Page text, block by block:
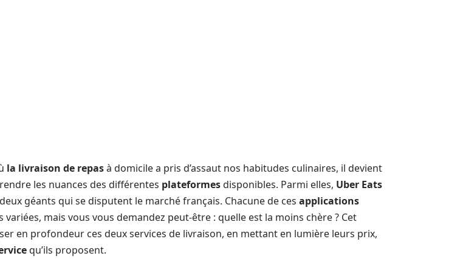
la livraison de repasà domicile a pris d’assaut nos habitudes culinaires, il devient
les nuances des différentes plateformesdisponibles. Parmi elles, Uber Eats
géants qui se disputent le marché français. Chacune de ces applications
variées, mais vous vous demandez peut-être : quelle est la moins chère ? Cet
en profondeur ces deux services de livraison, en mettant en lumière leurs prix,
qu’ils proposent.